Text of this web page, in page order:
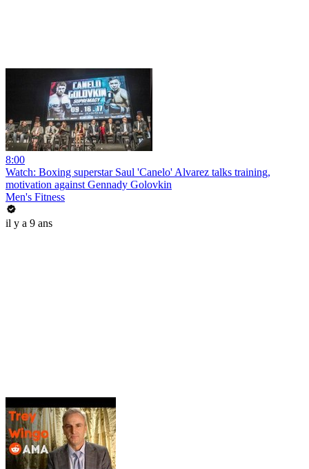
8:00
Watch: Boxing superstar Saul 'Canelo' Alvarez talks training,
motivation against Gennady Golovkin
Men's Fitness
il y a 9 ans